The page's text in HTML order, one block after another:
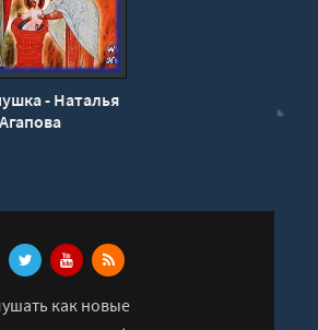
- Наталья
Агапова
как новые